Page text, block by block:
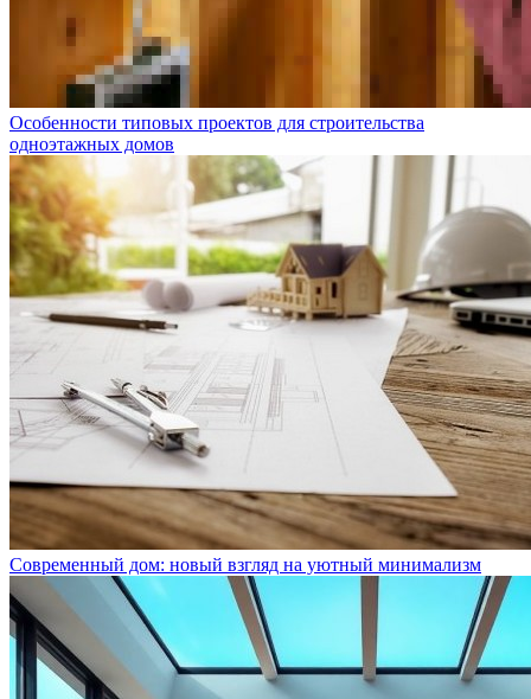
Особенности типовых проектов для строительства
одноэтажных домов
Современный дом: новый взгляд на уютный минимализм